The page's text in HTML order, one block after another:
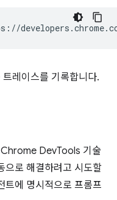
레이스를 기록합니다.
Chrome DevTools 기술
으로 해결하려고 시도할
트에 명시적으로 프롬프